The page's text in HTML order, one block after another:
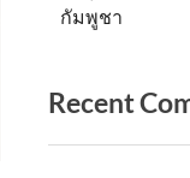
กัมพูชา
Recent